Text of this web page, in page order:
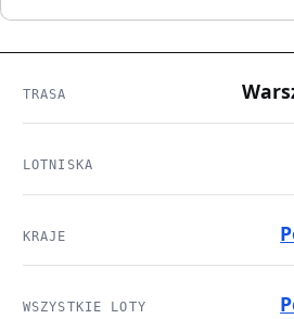
TRASA
LOTNISKA
KRAJE
WSZYSTKIE LOTY